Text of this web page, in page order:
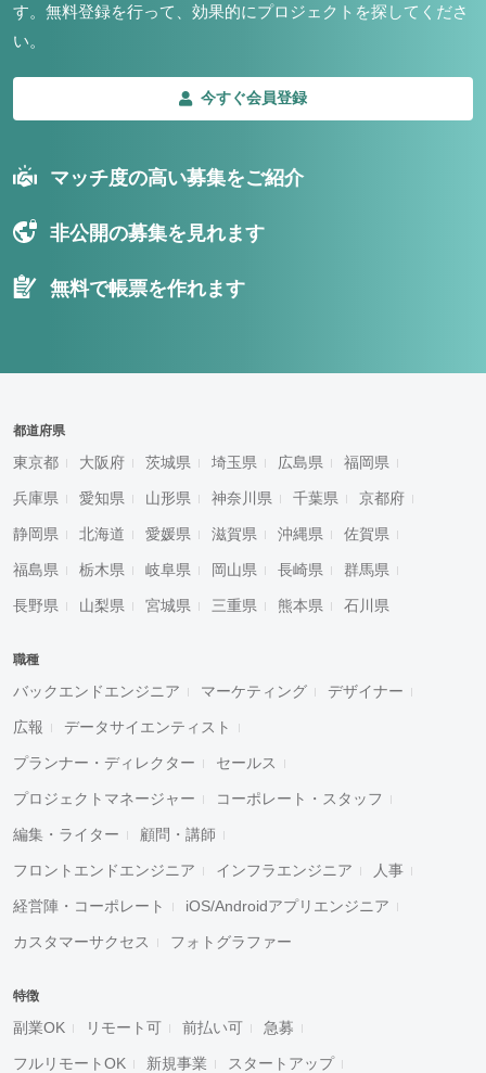
す。 無料登録を行って、効果的にプロジェクトを探してくださ
い。
今すぐ会員登録
マッチ度の高い募集をご紹介
非公開の募集を見れます
無料で帳票を作れます
都道府県
東京都 大阪府 茨城県 埼玉県 広島県 福岡県
兵庫県 愛知県 山形県 神奈川県 千葉県 京都府
静岡県 北海道 愛媛県 滋賀県 沖縄県 佐賀県
福島県 栃木県 岐阜県 岡山県 長崎県 群馬県
長野県 山梨県 宮城県 三重県 熊本県 石川県
職種
バックエンドエンジニア マーケティング デザイナー
広報 データサイエンティスト
プランナー・ディレクター セールス
プロジェクトマネージャー コーポレート・スタッフ
編集・ライター 顧問・講師
フロントエンドエンジニア インフラエンジニア 人事
経営陣・コーポレート iOS/Androidアプリエンジニア
カスタマーサクセス フォトグラファー
特徴
副業OK リモート可 前払い可 急募
フルリモートOK 新規事業 スタートアップ